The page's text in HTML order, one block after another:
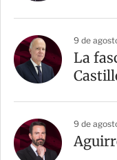
9 de
La
9 de